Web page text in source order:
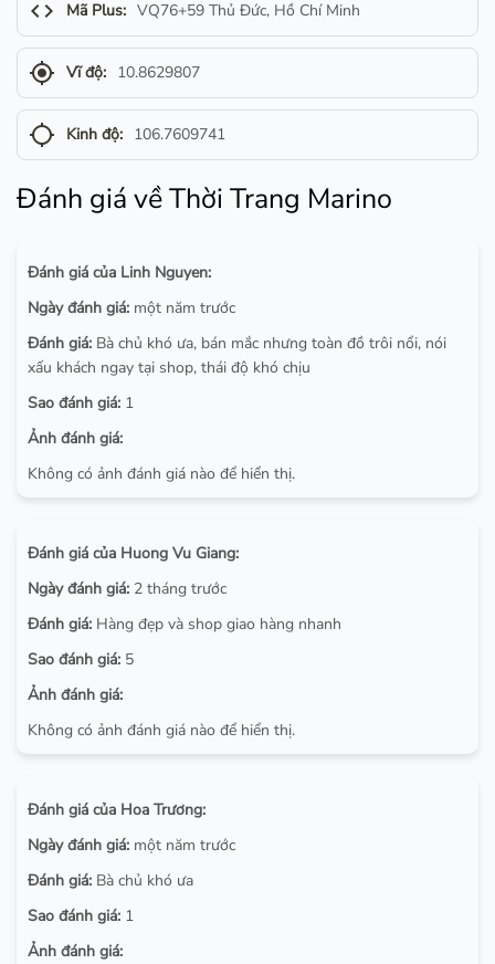
code Mã Plus: VQ76+59 Thủ Đức, Hồ Chí Minh
gps_fixed Vĩ độ: 10.8629807
gps_not_fixed Kinh độ: 106.7609741
Đánh giá về Thời Trang Marino
Đánh giá của Linh Nguyen:
Ngày đánh giá: một năm trước
Đánh giá: Bà chủ khó ưa, bán mắc nhưng toàn đồ trôi nổi, nói
xấu khách ngay tại shop, thái độ khó chịu
Sao đánh giá: 1
Ảnh đánh giá:
Không có ảnh đánh giá nào để hiển thị.
Đánh giá của Huong Vu Giang:
Ngày đánh giá: 2 tháng trước
Đánh giá: Hàng đẹp và shop giao hàng nhanh
Sao đánh giá: 5
Ảnh đánh giá:
Không có ảnh đánh giá nào để hiển thị.
Đánh giá của Hoa Trương:
Ngày đánh giá: một năm trước
Đánh giá: Bà chủ khó ưa
Sao đánh giá: 1
Ảnh đánh giá: